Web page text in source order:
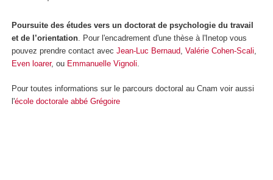
Poursuite des études vers un doctorat de psychologie du travail
et de l’orientation. Pour l'encadrement d'une thèse à l'Inetop vous
pouvez prendre contact avec Jean-Luc Bernaud, Valérie Cohen-Scali,
Even loarer, ou Emmanuelle Vignoli.
Pour toutes informations sur le parcours doctoral au Cnam voir aussi
l'école doctorale abbé Grégoire